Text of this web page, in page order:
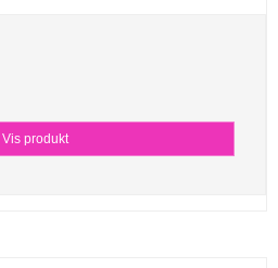
Vis produkt